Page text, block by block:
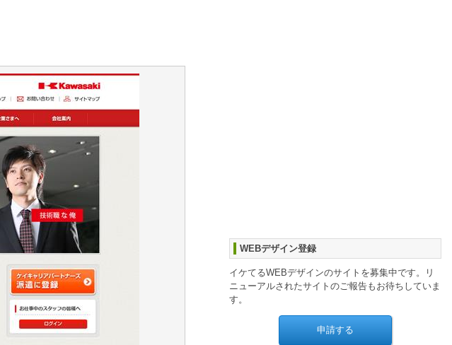
WEBデザイン登録
イケてるWEBデザインのサイトを募集中です。リ
ニューアルされたサイトのご報告もお待ちしていま
す。